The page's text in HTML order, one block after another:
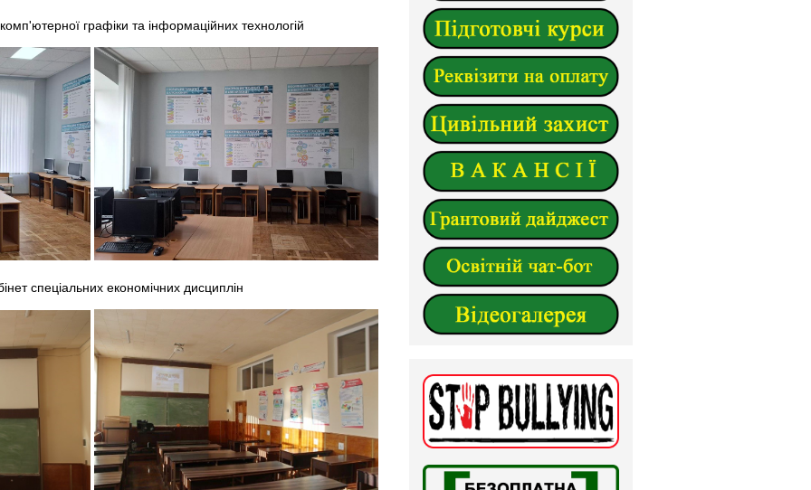
графіки та інформаційних технологій
спеціальних економічних дисциплін